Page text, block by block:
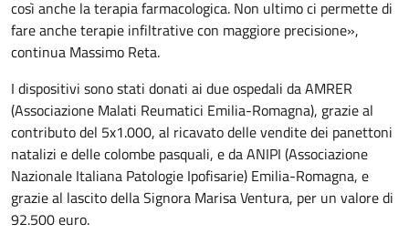
così anche la terapia farmacologica. Non ultimo ci permette di
fare anche terapie infiltrative con maggiore precisione»,
continua Massimo Reta.
I dispositivi sono stati donati ai due ospedali da AMRER
(Associazione Malati Reumatici Emilia-Romagna), grazie al
contributo del 5x1.000, al ricavato delle vendite dei panettoni
natalizi e delle colombe pasquali, e da ANIPI (Associazione
Nazionale Italiana Patologie Ipofisarie) Emilia-Romagna, e
grazie al lascito della Signora Marisa Ventura, per un valore di
92.500 euro.